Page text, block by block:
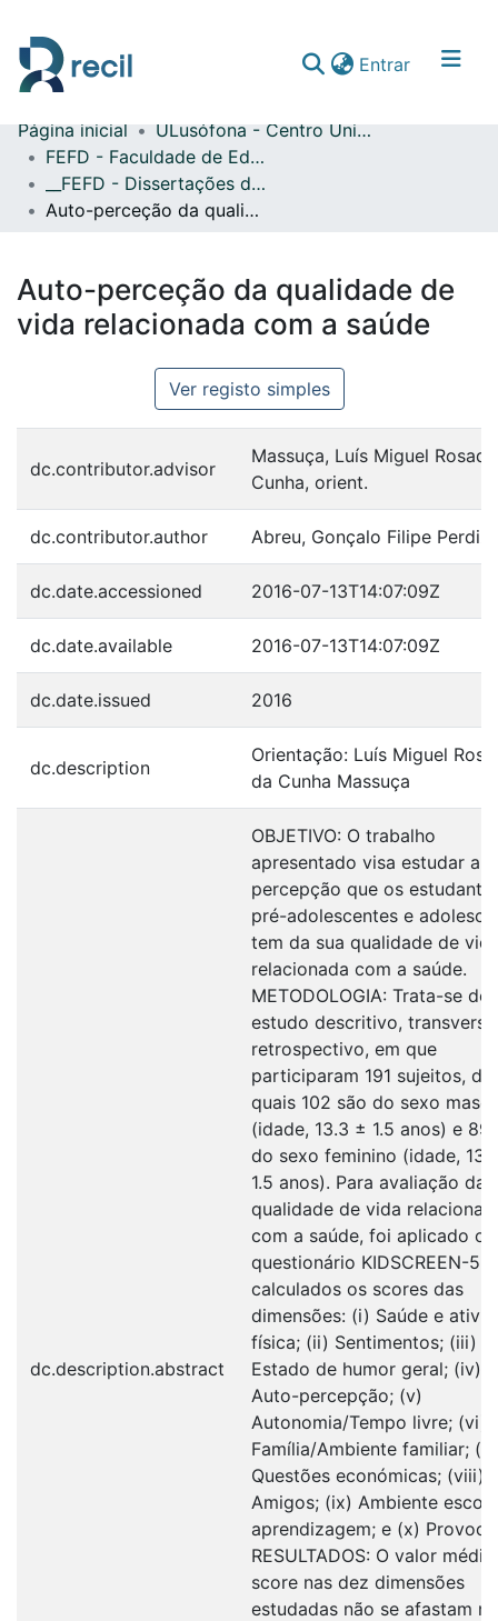
Entrar(current)
Comunidades & Coleções
Percorrer repositório
Página inicial
ULusófona - Centro Universitário de Lisboa
FEFD - Faculdade de Educação Física e Desporto
__FEFD - Dissertações de Mestrado
Auto-perceção da qualidade de vida relacionada com a saúde
Auto-perceção da qualidade de
vida relacionada com a saúde
Ver registo simples
dc.contributor.advisor
Massuça, Luís Miguel
Cunha, orient.
dc.contributor.author Abreu, Gonçalo Filipe Perdiz
dc.date.accessioned 2016-07-13T14:07:09Z
dc.date.available 2016-07-13T14:07:09Z
dc.date.issued 2016
dc.description
Orientação: Luís Miguel
da Cunha Massuça
dc.description.abstract
OBJETIVO: O trabalho
apresentado visa estudar a
percepção que os
pré-adolescentes e
tem da sua qualidade de
relacionada com a saúde.
METODOLOGIA: Trata-se de
estudo descritivo,
retrospectivo, em que
participaram 191 sujeitos,
quais 102 são do sexo
(idade, 13.3 ± 1.5 anos) e 89
do sexo feminino (idade,
1.5 anos). Para avaliação da
qualidade de vida
com a saúde, foi aplicado o
questionário KIDSCREEN-
calculados os scores das
dimensões: (i) Saúde e
física; (ii) Sentimentos; (iii)
Estado de humor geral; (iv)
Auto-percepção; (v)
Autonomia/Tempo livre; (vi)
Família/Ambiente familiar;
Questões económicas; (viii)
Amigos; (ix) Ambiente
aprendizagem; e (x)
RESULTADOS: O valor
score nas dez dimensões
estudadas não se afastam